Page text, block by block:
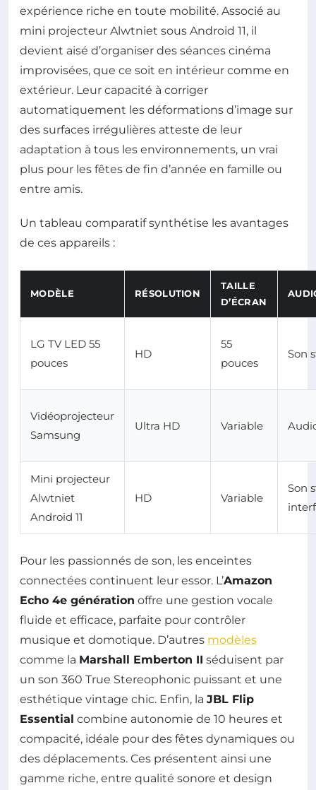
expérience riche en toute mobilité. Associé au
mini projecteur Alwtniet sous Android 11, il
devient aisé d’organiser des séances cinéma
improvisées, que ce soit en intérieur comme en
extérieur. Leur capacité à corriger
automatiquement les déformations d’image sur
des surfaces irrégulières atteste de leur
adaptation à tous les environnements, un vrai
plus pour les fêtes de fin d’année en famille ou
entre amis.
Un tableau comparatif synthétise les avantages
de ces appareils :
MODÈLE RÉSOLUTION
TAILLE
D’ÉCRAN
LG TV LED 55
pouces
HD
55
pouces
Son
Vidéoprojecteur
Samsung
Ultra HD Variable
Mini projecteur
Alwtniet
Android 11
HD Variable
Son
Pour les passionnés de son, les enceintes
connectées continuent leur essor. L’Amazon
Echo 4e génération offre une gestion vocale
fluide et efficace, parfaite pour contrôler
musique et domotique. D’autres modèles
comme la Marshall Emberton II séduisent par
un son 360 True Stereophonic puissant et une
esthétique vintage chic. Enfin, la JBL Flip
Essential combine autonomie de 10 heures et
compacité, idéale pour des fêtes dynamiques ou
des déplacements. Ces présentent ainsi une
gamme riche, entre qualité sonore et design